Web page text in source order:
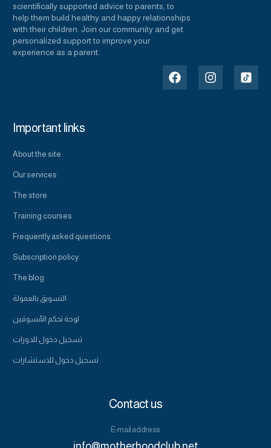
scientifically supported advice to parents, to
help them build healthy and happy relationships
with their children. Join our community and get
personalized support to improve your
experience as a parent.
Important links
About the site
Our services
The store
Training courses
Frequently asked questions
Subscription policy
The blog
التسويق بالعمولة
لوحة تحكم المُسوقين
تسجيل دخول للدورات
تسجيل دخول للاستشارات
Contact us
E-mail address